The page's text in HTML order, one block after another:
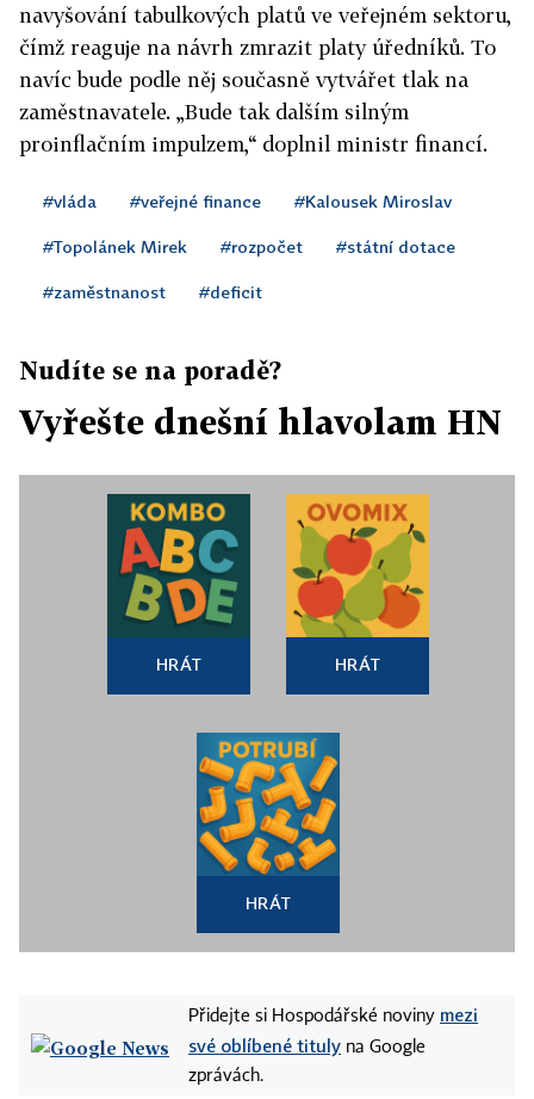
navyšování tabulkových platů ve veřejném sektoru,
čímž reaguje na návrh zmrazit platy úředníků. To
navíc bude podle něj současně vytvářet tlak na
zaměstnavatele. „Bude tak dalším silným
proinflačním impulzem,“ doplnil ministr financí.
#vláda #veřejné finance #Kalousek Miroslav
#Topolánek Mirek #rozpočet #státní dotace
#zaměstnanost #deficit
Nudíte se na poradě?
Vyřešte dnešní hlavolam HN
HRÁT HRÁT
HRÁT
Přidejte si Hospodářské noviny mezi
své oblíbené tituly na Google
zprávách.